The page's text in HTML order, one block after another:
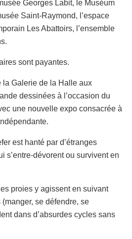
Georges Labit, le Muséum
Saint-Raymond, l’espace
Les Abattoirs, l’ensemble
sont payantes.
la Galerie de la Halle aux
dessinées à l’occasion du
une nouvelle expo consacrée à
est hanté par d’étranges
s’entre-dévorent ou survivent en
proies y agissent en suivant
se défendre, se
dans d’absurdes cycles sans